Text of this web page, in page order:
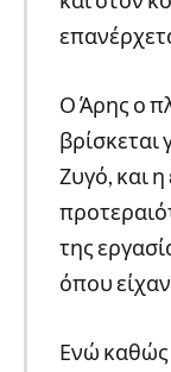
Ο Άρης ο
βρίσκεται
Ζυγό, και η
της
όπου
Ενώ καθώς